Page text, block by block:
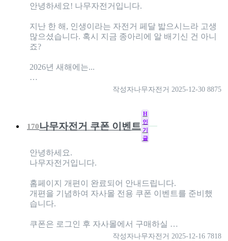
안녕하세요! 나무자전거입니다.
지난 한 해, 인생이라는 자전거 페달 밟으시느라 고생
많으셨습니다. 혹시 지금 종아리에 알 배기신 건 아니
죠?
2026년 새해에는...
…
작성자나무자전거 2025-12-30 8875
170나무자전거 쿠폰 이벤트
H
인
기
글
안녕하세요.
나무자전거입니다.
홈페이지 개편이 완료되어 안내드립니다.
개편을 기념하여 자사몰 전용 쿠폰 이벤트를 준비했
습니다.
쿠폰은 로그인 후 자사몰에서 구매하실 …
작성자나무자전거 2025-12-16 7818